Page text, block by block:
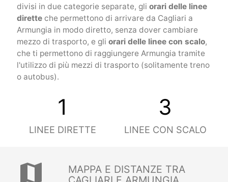
divisi in due categorie separate, gli orari delle linee
diretteche permettono di arrivare da Cagliari a
Armungia in modo diretto, senza dover cambiare
mezzo di trasporto, e gli orari delle linee con scalo,
che ti permettono di raggiungere Armungia tramite
l'utilizzo di più mezzi di trasporto (solitamente treno
o autobus).
1
LINEE DIRETTE
3
LINEE CON SCALO
map
MAPPA E DISTANZE TRA